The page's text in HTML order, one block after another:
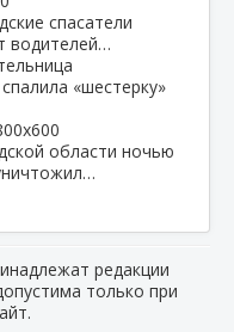
спасатели
водителей…
«шестерку»
области ночью
редакции
только при